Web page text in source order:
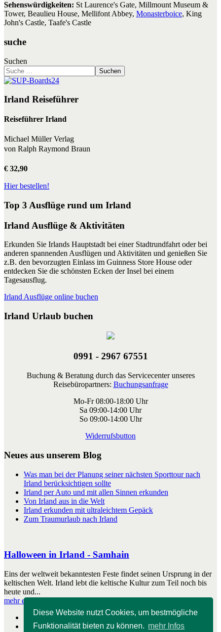
Diese Website nutzt Cookies, um bestmögliche
Funktionalität bieten zu können. mehr Infos
Sehenswürdigkeiten: St Laurence's Gate, Millmount Museum &
Tower, Beaulieu House, Mellifont Abbey, Monasterboice, King
John's Castle, Taafe's Castle
suche
Suchen
Suchen
Irland Reiseführer
Reiseführer Irland
Michael Müller Verlag
von Ralph Raymond Braun
€ 32,90
Hier bestellen!
Top 3 Ausflüge rund um Irland
Irland Ausflüge & Aktivitäten
Erkunden Sie Irlands Hauptstadt bei einer Stadtrundfahrt oder bei
anderen spannenden Ausflügen und Aktivitäten und genießen Sie
z.B. den bevorzugten Einlass im Guinness Store House oder
entdecken Sie die schönsten Ecken der Insel bei einem
Tagesausflug.
Irland Ausflüge online buchen
Irland Urlaub buchen
0991 - 2967 67551
Buchung & Beratung durch das Servicecenter unseres
Reisebüropartners: Buchungsanfrage
Mo-Fr 08:00-18:00 Uhr
Sa 09:00-14:00 Uhr
So 09:00-14:00 Uhr
Widerrufsbutton
Neues aus unserem Blog
Was man bei der Planung seiner nächsten Sporttour nach
Irland berücksichtigen sollte
Irland per Auto und mit allen Sinnen erkunden
Von Irland aus in die Welt
Irland erkunden mit ultraleichtem Gepäck
Zum Traumurlaub nach Irland
Halloween in Irland - Samhain
Eins der weltweit bekanntesten Feste findet seinen Ursprung in der
keltischen Welt. Irland lebt die keltische Kultur zum Teil noch bis
heute und...
mehr erfahren
Start
Impressum